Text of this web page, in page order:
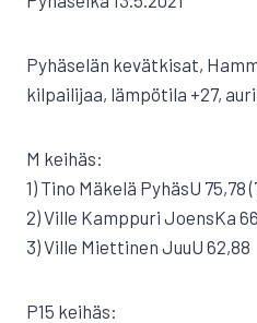
Pyhäselän kevätkisat,
kilpailijaa, lämpötila +27,
M keihäs:
1) Tino Mäkelä PyhäsU
2) Ville Kamppuri JoensKa
3) Ville Miettinen JuuU 62,88
P15 keihäs: